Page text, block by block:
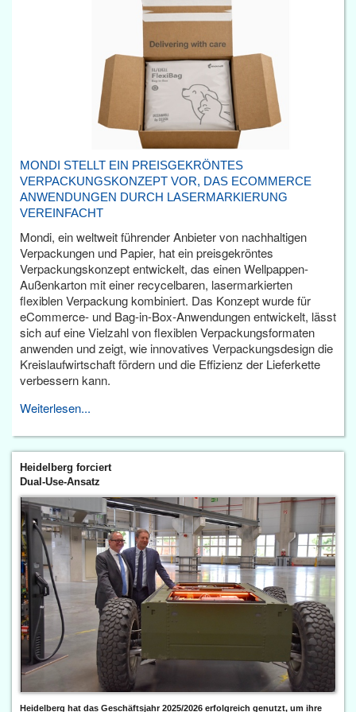
MONDI STELLT EIN PREISGEKRÖNTES
VERPACKUNGSKONZEPT VOR, DAS ECOMMERCE
ANWENDUNGEN DURCH LASERMARKIERUNG
VEREINFACHT
Mondi, ein weltweit führender Anbieter von nachhaltigen
Verpackungen und Papier, hat ein preisgekröntes
Verpackungskonzept entwickelt, das einen Wellpappen-
Außenkarton mit einer recycelbaren, lasermarkierten
flexiblen Verpackung kombiniert. Das Konzept wurde für
eCommerce- und Bag-in-Box-Anwendungen entwickelt, lässt
sich auf eine Vielzahl von flexiblen Verpackungsformaten
anwenden und zeigt, wie innovatives Verpackungsdesign die
Kreislaufwirtschaft fördern und die Effizienz der Lieferkette
verbessern kann.
Weiterlesen...
Heidelberg forciert
Dual-Use-Ansatz
Heidelberg hat das Geschäftsjahr 2025/2026 erfolgreich genutzt, um ihre